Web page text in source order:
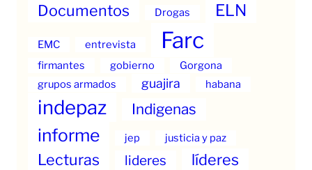
Documentos Drogas ELN
EMC entrevista Farc
firmantes gobierno
Gorgona
grupos armados
guajira habana
indepaz Indigenas
informe jep justicia y paz
Lecturas lideres líderes